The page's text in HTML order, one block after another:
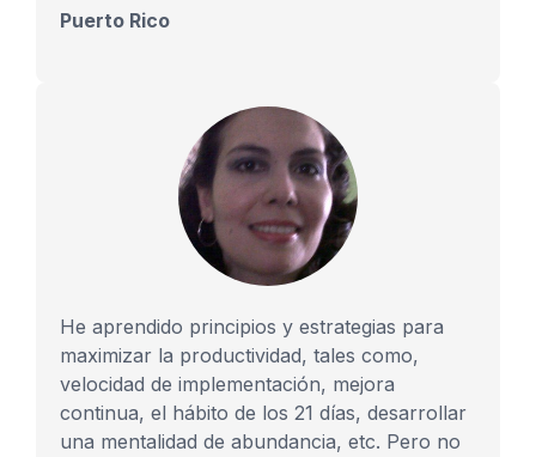
Puerto Rico
He aprendido principios y estrategias para
maximizar la productividad, tales como,
velocidad de implementación, mejora
continua, el hábito de los 21 días, desarrollar
una mentalidad de abundancia, etc. Pero no